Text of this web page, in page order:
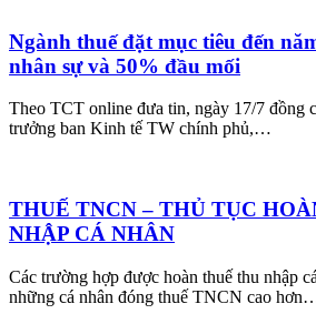
Ngành thuế đặt mục tiêu đến
nhân sự và 50% đầu mối
Theo TCT online đưa tin, ngày 17/7 đồng
trưởng ban Kinh tế TW chính phủ,…
THUẾ TNCN – THỦ TỤC
NHẬP CÁ NHÂN
Các trường hợp được hoàn thuế thu nhập
những cá nhân đóng thuế TNCN cao